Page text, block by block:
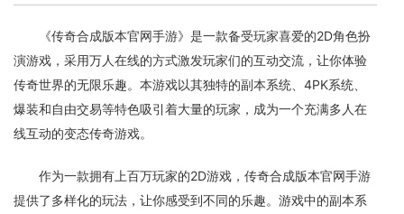
《传奇合成版本官网手游》是一款备受玩家喜爱的2D角色扮
演游戏，采用万人在线的方式激发玩家们的互动交流，让你体验
传奇世界的无限乐趣。本游戏以其独特的副本系统、4PK系统、
爆装和自由交易等特色吸引着大量的玩家，成为一个充满多人在
线互动的变态传奇游戏。
作为一款拥有上百万玩家的2D游戏，传奇合成版本官网手游
提供了多样化的玩法，让你感受到不同的乐趣。游戏中的副本系